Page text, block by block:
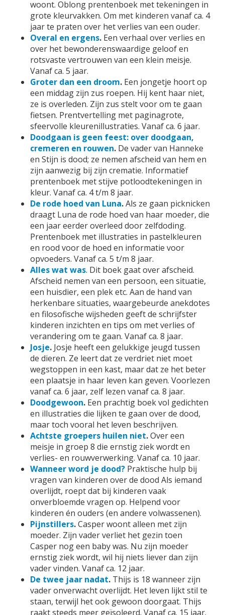
woont. Oblong prentenboek met tekeningen in
grote kleurvakken. Om met kinderen vanaf ca. 4
jaar te praten over het verlies van een ouder.
Overal en ergens. Een verhaal over verlies en
over het bewonderenswaardige geloof en
rotsvaste vertrouwen van een klein meisje.
Vanaf ca. 5 jaar.
Groter dan een droom. Een jongetje hoort op
een middag zijn zus roepen. Hij kent haar niet,
ze is overleden. Zijn zus stelt voor om te gaan
fietsen. Prentvertelling met paginagrote,
sfeervolle kleurenillustraties. Vanaf ca. 6 jaar.
Doodgaan is geen feest: over doodgaan,
cremeren en rouwen. De vader van Hanneke
en Stijn is dood; ze nemen afscheid van hem en
zijn aanwezig bij zijn crematie. Informatief
prentenboek met stijve potloodtekeningen in
kleur. Vanaf ca. 4 t/m 8 jaar.
De rode hoed van Luna.Als ze gaan picknicken
draagt Luna de rode hoed van haar moeder, die
een jaar eerder overleed door zelfdoding.
Prentenboek met illustraties in pastelkleuren
en rood voor de hoed en informatie voor
opvoeders. Vanaf ca. 5 t/m 8 jaar.
Alles wat was. Dit boek gaat over afscheid.
Afscheid nemen van een persoon, een situatie,
een huisdier, een plek etc. Aan de hand van
herkenbare situaties, waargebeurde anekdotes
en filosofische wijsheden geeft de schrijfster
kinderen inzichten en tips om met verlies of
verandering om te gaan. Vanaf ca. 8 jaar.
Josje. Josje heeft een gelukkige jeugd tussen
de dieren. Ze leert dat ze verdriet niet moet
wegstoppen in een kast, maar dat ze het beter
een plaatsje in haar leven kan geven. Voorlezen
vanaf ca. 6 jaar, zelf lezen vanaf ca. 8 jaar.
Doodgewoon. Een prachtig boek vol gedichten
en illustraties die lijken te gaan over de dood,
maar toch vooral het leven beschrijven.
Achtste groepers huilen niet.Over een
meisje in groep 8 die ernstig ziek wordt en
verlies- en rouwverwerking. Vanaf ca. 10 jaar.
Wanneer word je dood? Praktische hulp bij
vragen van kinderen over de dood Als iemand
overlijdt, roept dat bij kinderen vaak
onverbloemde vragen op. Helpend voor
kinderen én ouders (en andere volwassenen).
Pijnstillers.Casper woont alleen met zijn
moeder. Zijn vader verliet het gezin toen
Casper nog een baby was. Nu zijn moeder
ernstig ziek wordt, wil hij niets liever dan zijn
vader vinden. Vanaf ca. 12 jaar.
De twee jaar nadat. Thijs is 18 wanneer zijn
vader onverwacht overlijdt. Het leven lijkt stil te
staan, terwijl het ook gewoon doorgaat. Thijs
raakt steeds meer geïsoleerd. Vanaf ca. 15 jaar.